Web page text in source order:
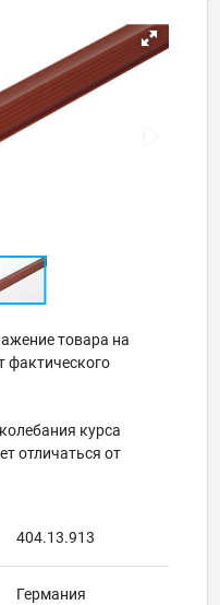
товара на
фактического
курса
отличаться от
404.13.913
Германия